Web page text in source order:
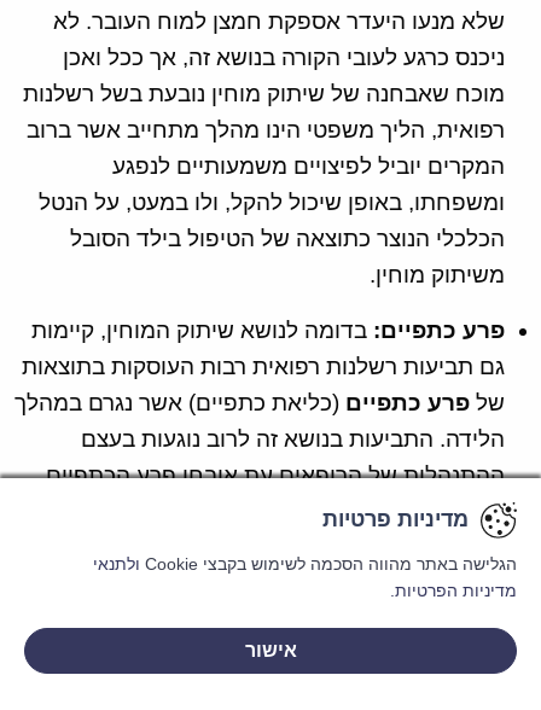
שלא מנעו היעדר אספקת חמצן למוח העובר. לא
ניכנס כרגע לעובי הקורה בנושא זה, אך ככל ואכן
מוכח שאבחנה של שיתוק מוחין נובעת בשל רשלנות
רפואית, הליך משפטי הינו מהלך מתחייב אשר ברוב
המקרים יוביל לפיצויים משמעותיים לנפגע
ומשפחתו, באופן שיכול להקל, ולו במעט, על הנטל
הכלכלי הנוצר כתוצאה של הטיפול בילד הסובל
משיתוק מוחין.
פרע כתפיים: בדומה לנושא שיתוק המוחין, קיימות
גם תביעות רשלנות רפואית רבות העוסקות בתוצאות
של פרע כתפיים (כליאת כתפיים) אשר נגרם במהלך
הלידה. התביעות בנושא זה לרוב נוגעות בעצם
ההתנהלות של הרופאים עת אובחן פרע הכתפיים,
וכמו כן – בהתנהלות טרם הלידה, באופן שלעיתים
יכול היה לאבחן (לרוב על פי משקל העובר) את
הסיכון לפרע כתפיים, באופן בו היה מקום לבצע
במצבים של פרע כתפיים מדובר לרוב בנזקים עצביים
לייעוץ אישי וחסוי - ללא התחייבות
מדיניות פרטיות
הגלישה באתר מהווה הסכמה לשימוש בקבצי Cookie
ולתנאי
מדיניות הפרטיות.
אישור
מדיניות פרטיות
הגלישה באתר מהווה הסכמה לשימוש בקבצי Cookie
ולתנאי
מדיניות הפרטיות.
אישור
מדיניות פרטיות
הגלישה באתר מהווה הסכמה לשימוש בקבצי Cookie
ולתנאי
מדיניות הפרטיות.
אישור